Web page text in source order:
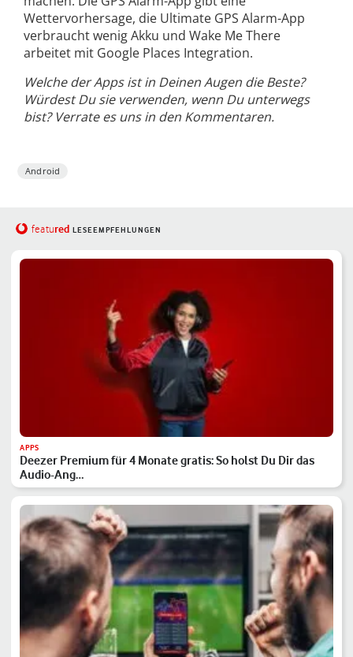
Wettervorhersage, die Ultimate GPS Alarm-App
verbraucht wenig Akku und Wake Me There
arbeitet mit Google Places Integration.
Welche der Apps ist in Deinen Augen die Beste?
Würdest Du sie verwenden, wenn Du unterwegs
bist? Verrate es uns in den Kommentaren.
Android
featured LESEEMPFEHLUNGEN
APPS
Deezer Premium für 4 Monate gratis: So holst Du Dir das
Audio-Ang…